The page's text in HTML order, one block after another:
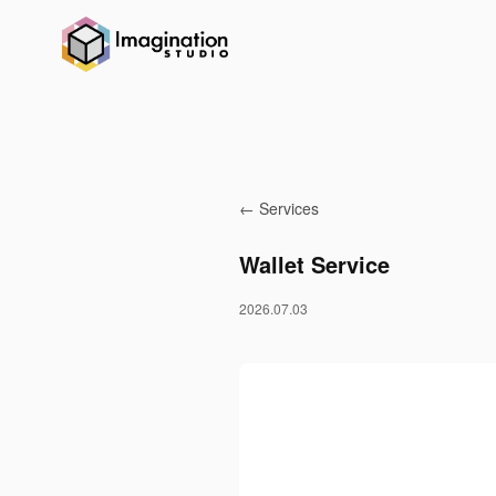
← Services
Wallet Service
2026.07.03